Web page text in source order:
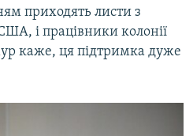
приходять листи з
і працівники колонії
каже, ця підтримка дуже